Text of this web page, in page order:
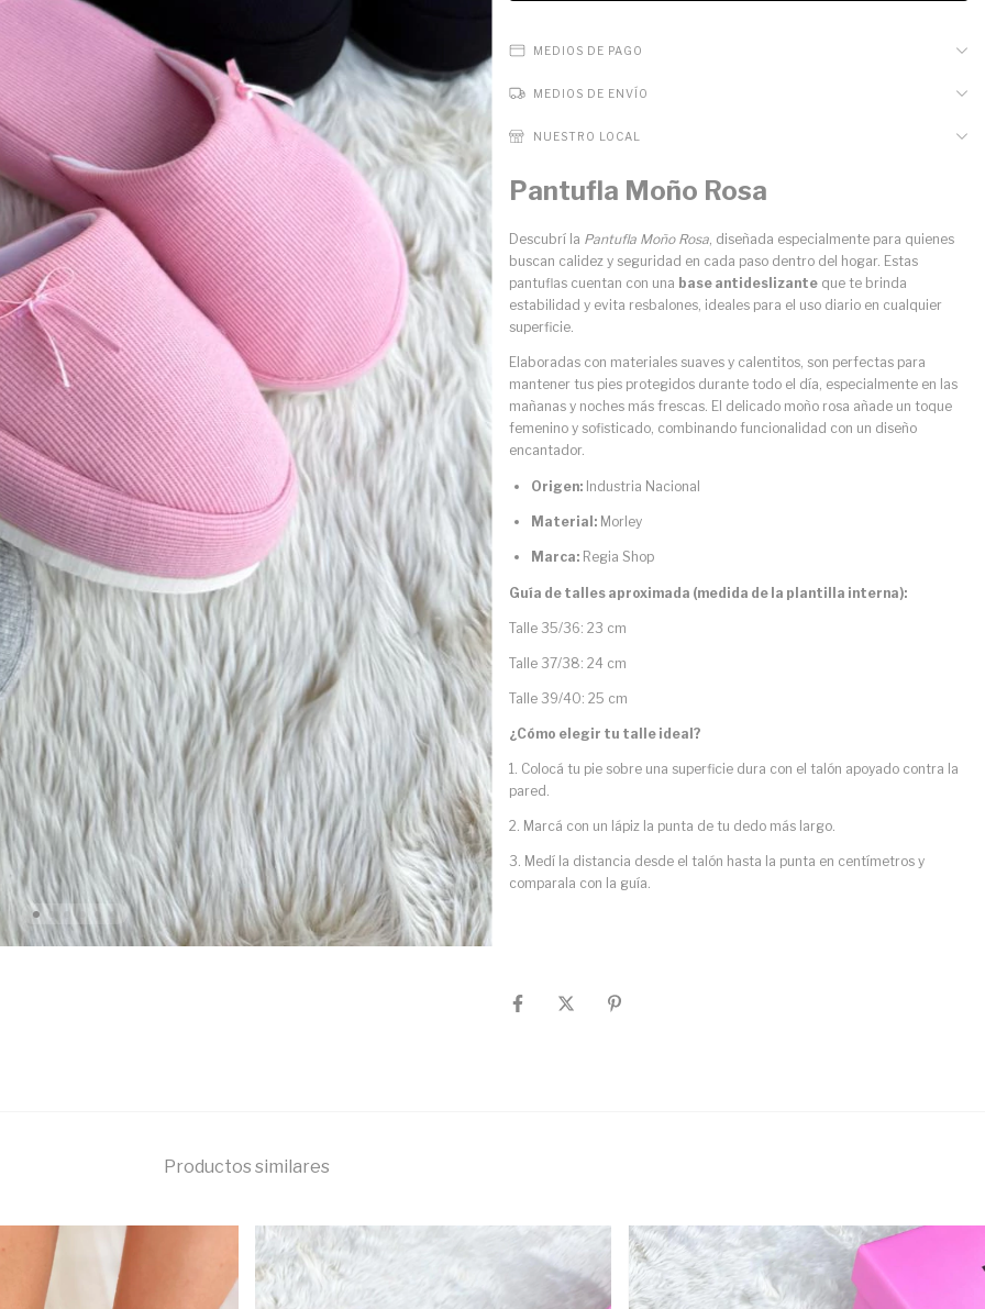
MEDIOS DE PAGO
MEDIOS DE ENVÍO
NUESTRO LOCAL
Pantufla Moño Rosa
Descubrí la Pantufla Moño Rosa , diseñada especialmente para quienes
buscan calidez y seguridad en cada paso dentro del hogar. Estas
pantuflas cuentan con una base antideslizante que te brinda
estabilidad y evita resbalones, ideales para el uso diario en cualquier
superficie.
Elaboradas con materiales suaves y calentitos, son perfectas para
mantener tus pies protegidos durante todo el día, especialmente en las
mañanas y noches más frescas. El delicado moño rosa añade un toque
femenino y sofisticado, combinando funcionalidad con un diseño
encantador.
Origen: Industria Nacional
Material: Morley
Marca: Regia Shop
Guía de talles aproximada (medida de la plantilla interna):
Talle 35/36: 23 cm
Talle 37/38: 24 cm
Talle 39/40: 25 cm
¿Cómo elegir tu talle ideal?
1. Colocá tu pie sobre una superficie dura con el talón apoyado contra la
pared.
2. Marcá con un lápiz la punta de tu dedo más largo.
3. Medí la distancia desde el talón hasta la punta en centímetros y
comparala con la guía.
Productos similares